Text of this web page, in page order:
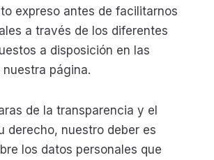
expreso antes de facilitarnos
a través de los diferentes
a disposición en las
página.
de la transparencia y el
derecho, nuestro deber es
los datos personales que